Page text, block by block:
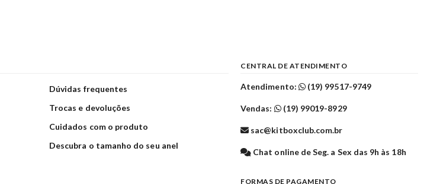
Dúvidas frequentes
Trocas e devoluções
Cuidados com o produto
Descubra o tamanho do seu anel
CENTRAL DE ATENDIMENTO
Atendimento: (19) 99517-9749
Vendas: (19) 99019-8929
sac@kitboxclub.com.br
Chat online de Seg. a Sex das 9h às 18h
FORMAS DE PAGAMENTO